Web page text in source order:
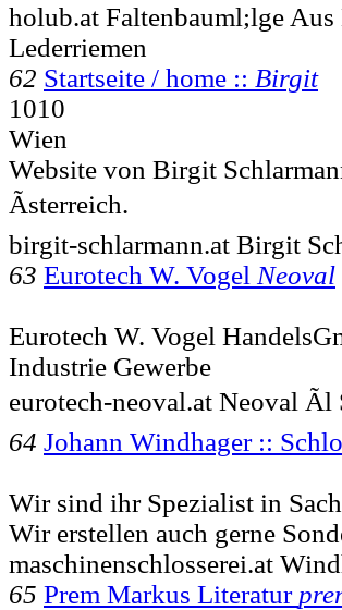
holub.at Faltenbauml;lge Aus
Lederriemen
62 Startseite / home :: Birgit
1010
Wien
Website von Birgit
Ãsterreich.
birgit-schlarmann.at Birgit
63 Eurotech W. Vogel Neoval
Eurotech W. Vogel
Industrie Gewerbe
eurotech-neoval.at Neoval
64 Johann Windhager ::
Wir sind ihr Spezialist in
Wir erstellen auch gerne
maschinenschlosserei.at
65 Prem Markus Literatur